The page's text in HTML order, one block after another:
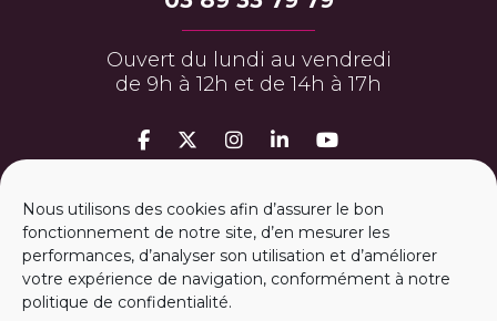
Nous utilisons des cookies afin d’assurer le bon
fonctionnement de notre site, d’en mesurer les
performances, d’analyser son utilisation et d’améliorer
votre expérience de navigation, conformément à notre
politique de confidentialité.
Ouvert du lundi au vendredi
de 9h à 12h et de 14h à 17h
MON ESPACE PERSO
ESPACE PRESSE
m2A RECRUTE